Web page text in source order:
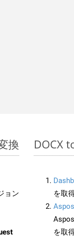
換
ョン
DOCX
を取
を取